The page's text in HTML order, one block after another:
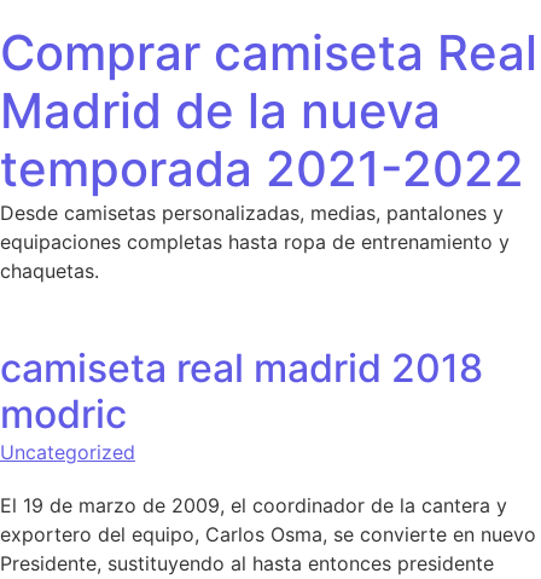
Comprar camiseta Real
Madrid de la nueva
temporada 2021-2022
Desde camisetas personalizadas, medias, pantalones y
equipaciones completas hasta ropa de entrenamiento y
chaquetas.
camiseta real madrid 2018
modric
Uncategorized
El 19 de marzo de 2009, el coordinador de la cantera y
exportero del equipo, Carlos Osma, se convierte en nuevo
Presidente, sustituyendo al hasta entonces presidente